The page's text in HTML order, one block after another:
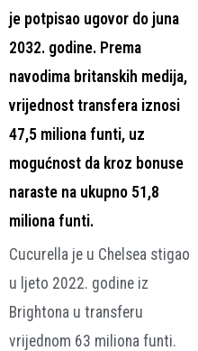
je potpisao ugovor do juna
2032. godine. Prema
navodima britanskih medija,
vrijednost transfera iznosi
47,5 miliona funti, uz
mogućnost da kroz bonuse
naraste na ukupno 51,8
miliona funti.
Cucurella je u Chelsea stigao
u ljeto 2022. godine iz
Brightona u transferu
vrijednom 63 miliona funti.